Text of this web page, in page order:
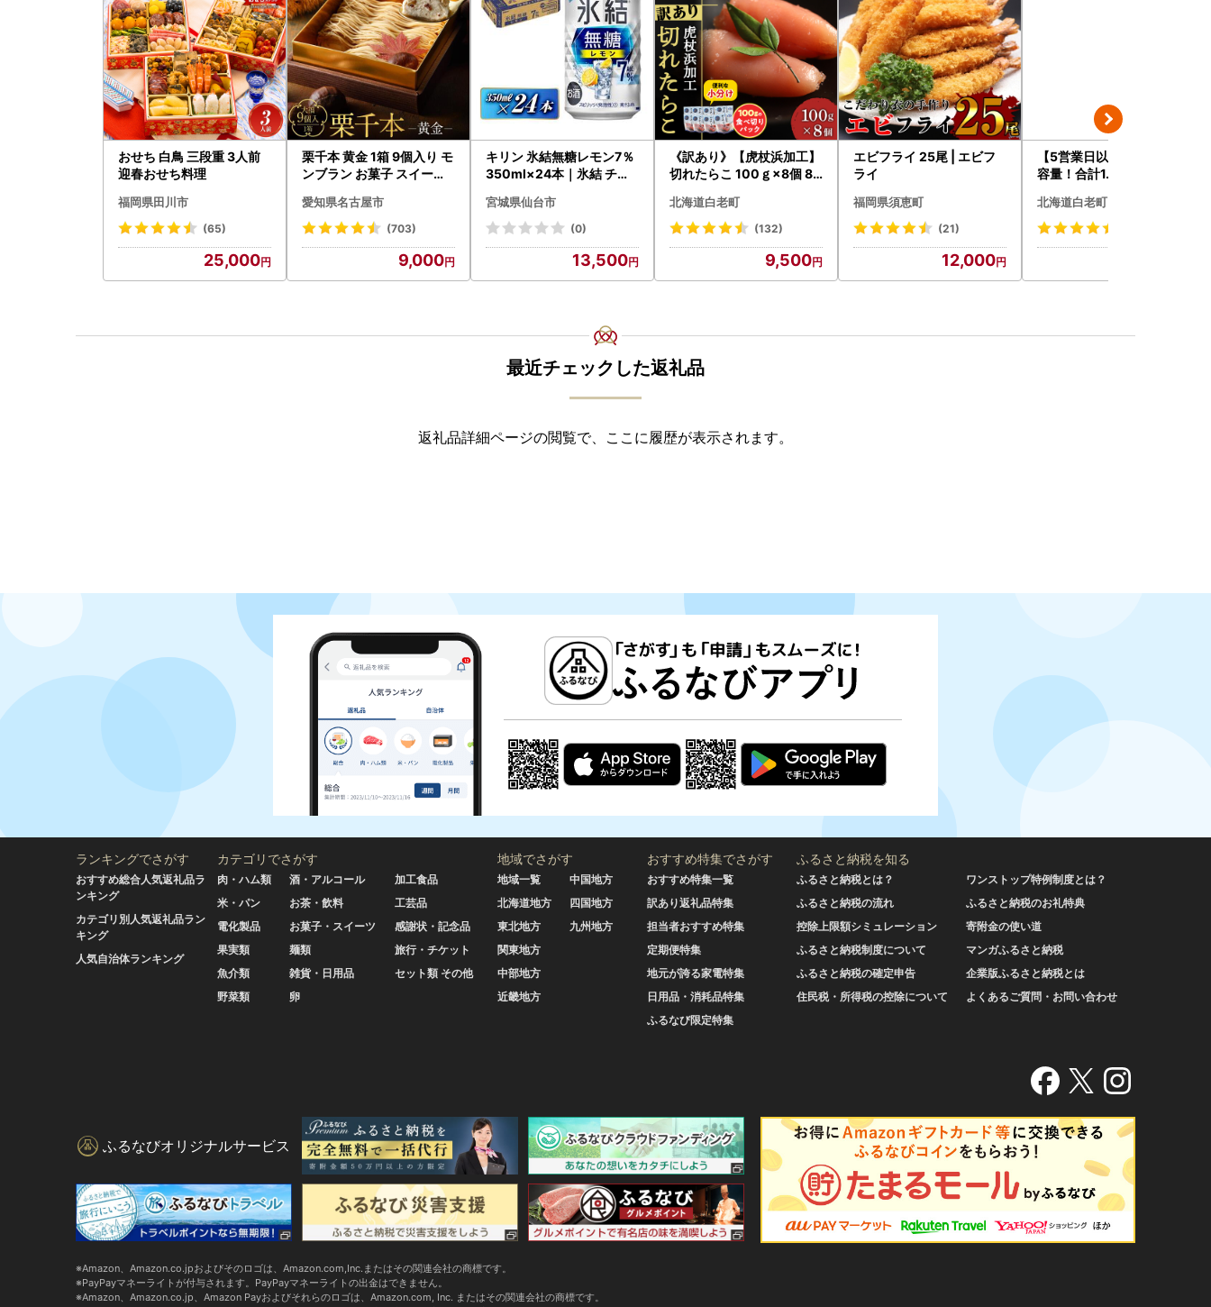
おせち 白鳥 三段重 3人前
迎春おせち料理
福岡県田川市
(65)
25,000
栗千本 黄金 1箱 9個入り モ
ンブラン お菓子 スイーツ
愛知県名古屋市
(703)
9,000
キリン 氷結無糖レモン7％
350ml×24本｜氷結 チュ
宮城県仙台市
(0)
13,500
《訳あり》【虎杖浜加工】
切れたらこ 100ｇ×8個 80
北海道白老町
(132)
9,500
エビフライ 25尾 | エビフ
ライ
福岡県須恵町
(21)
12,000
【5営業日以内発送】★大
容量！合計1.65kg！★訳
ーグ(110ｇ5枚入）×3 AG
058
北海道白老町
最近チェックした返礼品
返礼品詳細ページの閲覧で、ここに履歴が表示されます。
ランキングでさがす
おすすめ総合人気返礼品ラ
ンキング
カテゴリ別人気返礼品ラン
キング
人気自治体ランキング
カテゴリでさがす
肉・ハム類
米・パン
電化製品
果実類
魚介類
野菜類
酒・アルコール
お茶・飲料
お菓子・スイーツ
麺類
雑貨・日用品
卵
加工食品
工芸品
感謝状・記念品
旅行・チケット
セット類 その他
地域でさがす
地域一覧
北海道地方
東北地方
関東地方
中部地方
近畿地方
中国地方
四国地方
九州地方
おすすめ特集でさがす
おすすめ特集一覧
訳あり返礼品特集
担当者おすすめ特集
定期便特集
地元が誇る家電特集
日用品・消耗品特集
ふるなび限定特集
ふるさと納税を知る
ふるさと納税とは？
ふるさと納税の流れ
控除上限額シミュレーション
ふるさと納税制度について
ふるさと納税の確定申告
住民税・所得税の控除について
ワンストップ特例制度とは？
ふるさと納税のお礼特典
寄附金の使い道
マンガふるさと納税
企業版ふるさと納税とは
よくあるご質問・お問い合わせ
ふるなびオリジナルサービス
Amazon、Amazon.co.jpおよびそのロゴは、Amazon.com,Inc.またはその関連会社の商標です。
PayPayマネーライトが付与されます。PayPayマネーライトの出金はできません。
Amazon、Amazon.co.jp、Amazon Payおよびそれらのロゴは、Amazon.com, Inc. またはその関連会社の商標です。